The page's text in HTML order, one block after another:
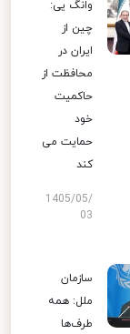
وانگ یی:
چین از
ایران در
محافظت از
حاکمیت
خود
حمایت می
کند
1405/05/
03
سازمان
ملل: همه
طرف‌ها